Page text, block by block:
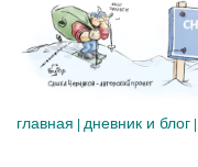
главная | дневник и блог |